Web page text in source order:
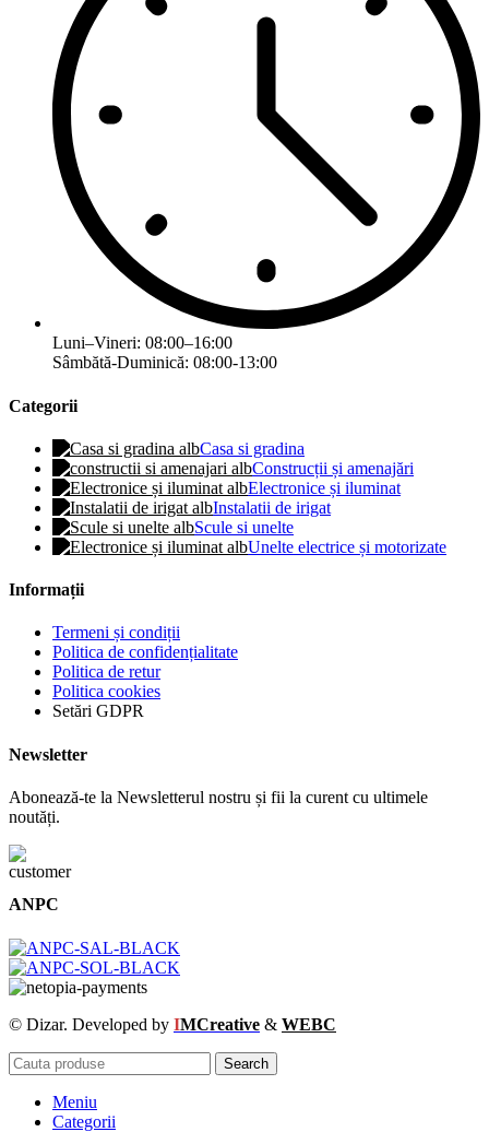
Luni–Vineri: 08:00–16:00
Sâmbătă-Duminică: 08:00-13:00
Categorii
Casa si gradina
Construcții și amenajări
Electronice și iluminat
Instalatii de irigat
Scule si unelte
Unelte electrice și motorizate
Informații
Termeni și condiții
Politica de confidențialitate
Politica de retur
Politica cookies
Setări GDPR
Newsletter
Abonează-te la Newsletterul nostru și fii la curent cu ultimele
noutăți.
ANPC
© Dizar. Developed by IMCreative & WEBC
Search
Meniu
Categorii